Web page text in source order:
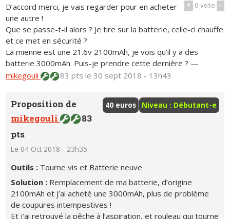
+ 0vote -
D’accord merci, je vais regarder pour en acheter
une autre !
Que se passe-t-il alors ? Je tire sur la batterie, celle-ci chauffe
et ce met en sécurité ?
La mienne est une 21.6v 2100mAh, je vois qu’il y a des
batterie 3000mAh. Puis-je prendre cette dernière ? —
mikegouli
83 ptsle 30 sept 2018 - 13h43
Niveau : Débutant-e
40 euros
Proposition de
mikegouli
83
pts
Le 04 Oct 2018 - 23h35
Outils : Tourne vis et Batterie neuve
Solution : Remplacement de ma batterie, d’origine
2100mAh et j’ai acheté une 3000mAh, plus de problème
de coupures intempestives !
Et j’ai retrouvé la pêche à l’aspiration, et rouleau qui tourne